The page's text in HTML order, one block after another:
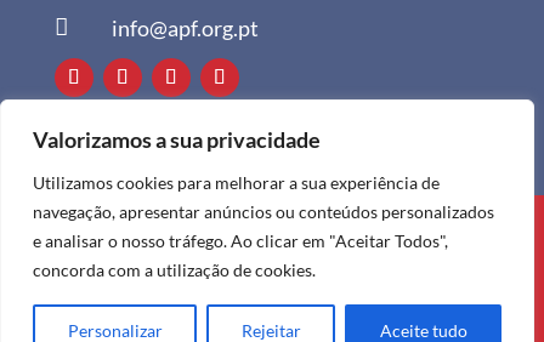
Valorizamos a sua privacidade
Utilizamos cookies para melhorar a sua experiência de
navegação, apresentar anúncios ou conteúdos personalizados
e analisar o nosso tráfego. Ao clicar em "Aceitar Todos",
concorda com a utilização de cookies.
Personalizar Rejeitar Aceite tudo
 info@apf.org.pt
Todos os direitos reservados à APF ©
2024